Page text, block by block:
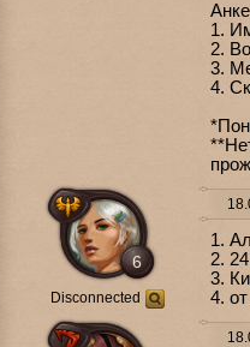
1.
2.
3.
4.
6
Disconnected
1.
2. 24
3.
4.